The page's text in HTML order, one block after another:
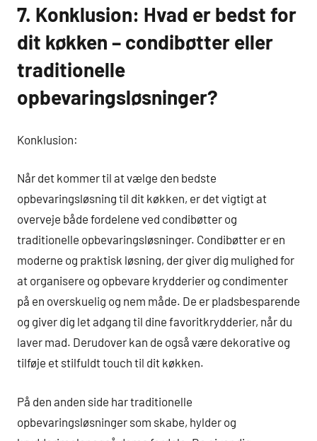
7. Konklusion: Hvad er bedst for
dit køkken – condibøtter eller
traditionelle
opbevaringsløsninger?
Konklusion:
Når det kommer til at vælge den bedste
opbevaringsløsning til dit køkken, er det vigtigt at
overveje både fordelene ved condibøtter og
traditionelle opbevaringsløsninger. Condibøtter er en
moderne og praktisk løsning, der giver dig mulighed for
at organisere og opbevare krydderier og condimenter
på en overskuelig og nem måde. De er pladsbesparende
og giver dig let adgang til dine favoritkrydderier, når du
laver mad. Derudover kan de også være dekorative og
tilføje et stilfuldt touch til dit køkken.
På den anden side har traditionelle
opbevaringsløsninger som skabe, hylder og